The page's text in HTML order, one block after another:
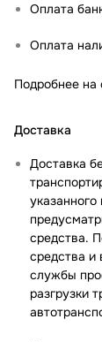
Оплата
Оплата
Подробнее на
Доставка
Доставка
средства.
средства и
службы
разгрузки